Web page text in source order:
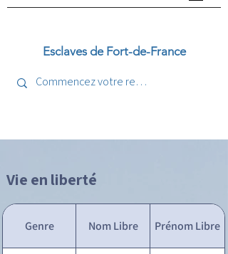
Esclaves de Fort-de-France
Vie en liberté
Genre Nom Libre Prénom Libre